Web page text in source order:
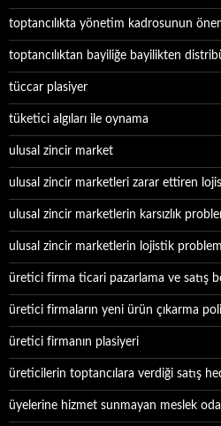
toptancılıkta yönetim kadrosunun
toptancılıktan bayiliğe bayilikten
tüccar plasiyer
tüketici algıları ile oynama
ulusal zincir market
ulusal zincir marketleri zarar ettiren
ulusal zincir marketlerin karsızlık
ulusal zincir marketlerin lojistik
üretici firma ticari pazarlama ve satış
üretici firmaların yeni ürün çıkarma
üretici firmanın plasiyeri
üreticilerin toptancılara verdiği satış
üyelerine hizmet sunmayan meslek